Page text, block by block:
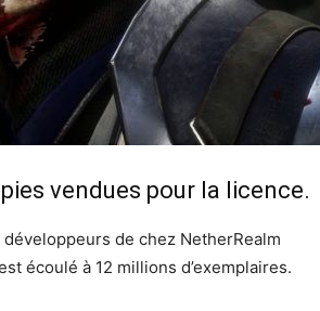
vendues pour la licence.
de chez NetherRealm
écoulé à 12 millions d’exemplaires.